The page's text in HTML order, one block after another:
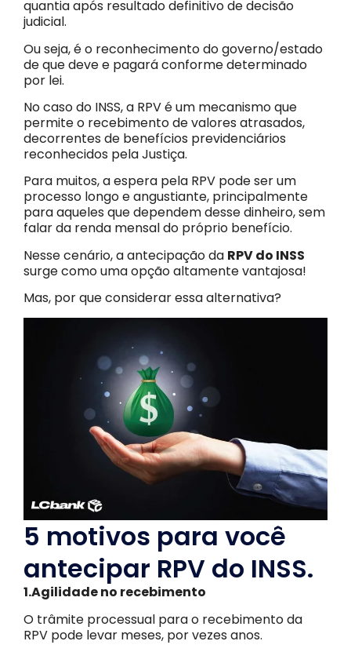
quantia após resultado definitivo de decisão
judicial.
Ou seja, é o reconhecimento do governo/estado
de que deve e pagará conforme determinado
por lei.
No caso do INSS, a RPV é um mecanismo que
permite o recebimento de valores atrasados,
decorrentes de benefícios previdenciários
reconhecidos pela Justiça.
Para muitos, a espera pela RPV pode ser um
processo longo e angustiante, principalmente
para aqueles que dependem desse dinheiro, sem
falar da renda mensal do próprio benefício.
Nesse cenário, a antecipação da RPV do INSS
surge como uma opção altamente vantajosa!
Mas, por que considerar essa alternativa?
5 motivos para você
antecipar RPV do INSS.
1.Agilidade no recebimento
O trâmite processual para o recebimento da
RPV pode levar meses, por vezes anos.